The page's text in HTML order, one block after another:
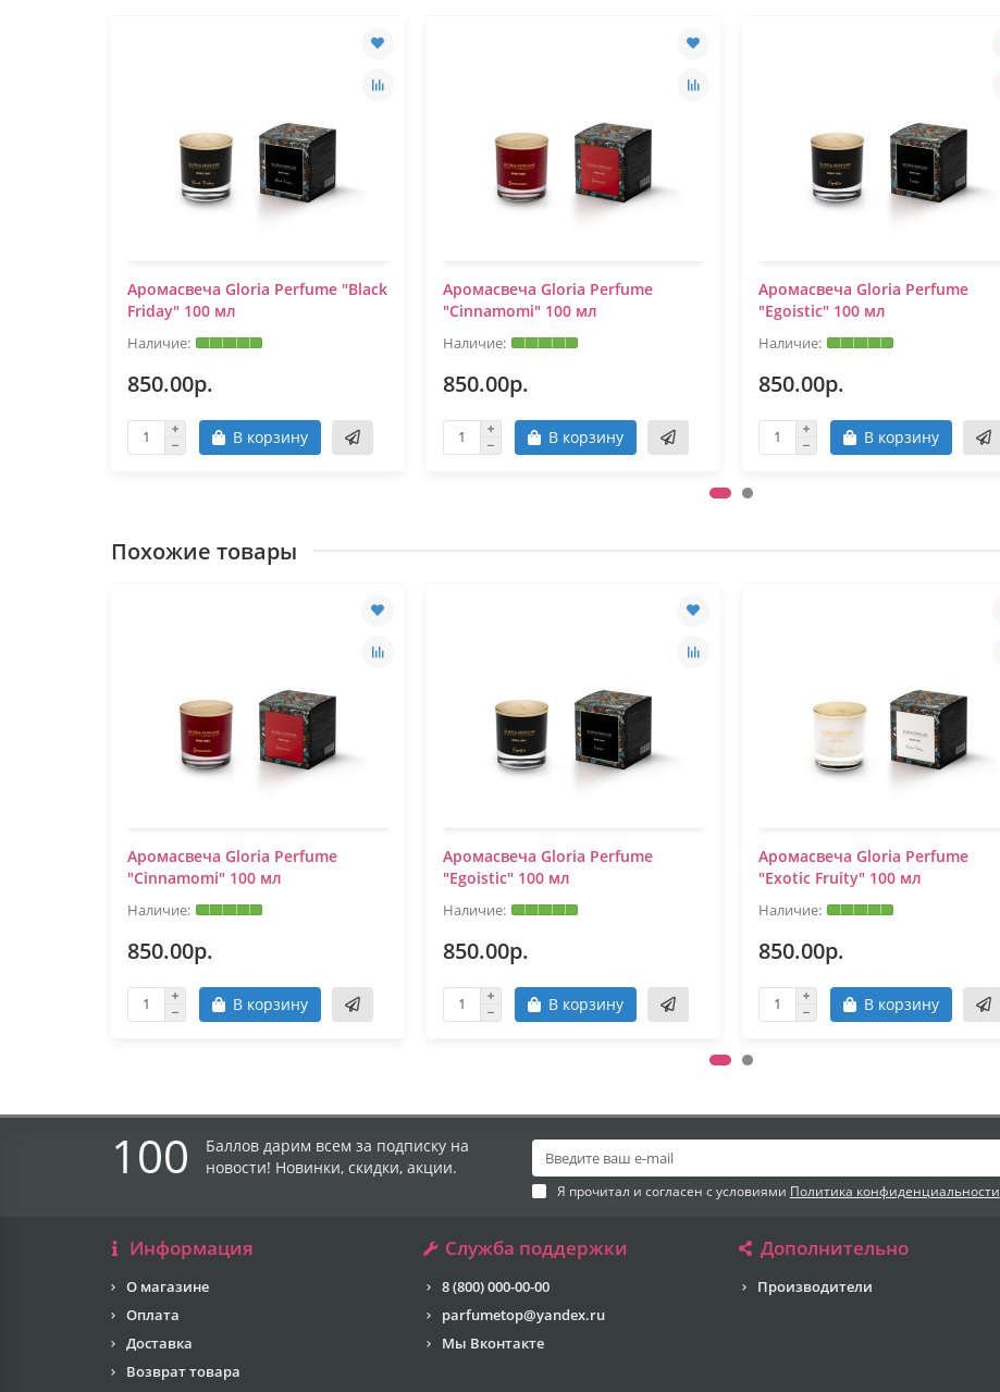
Аромасвеча Gloria Perfume "Black
Friday" 100 мл
850.00р.
В корзину
Аромасвеча Gloria Perfume
"Cinnamomi" 100 мл
850.00р.
В корзину
Аромасвеча Gloria Perfume
"Egoistic" 100 мл
850.00р.
В корзину
Похожие товары
Аромасвеча Gloria Perfume
"Cinnamomi" 100 мл
850.00р.
В корзину
Аромасвеча Gloria Perfume
"Egoistic" 100 мл
850.00р.
В корзину
Аромасвеча Gloria Perfume
"Exotic Fruity" 100 мл
850.00р.
В корзину
100
Баллов дарим всем за подписку на
новости! Новинки, скидки, акции.
Я прочитал и согласен с условиями Политика конфиденциальности
Информация
О магазине
Оплата
Доставка
Возврат товара
Служба поддержки
8 (800) 000-00-00
parfumetop@yandex.ru
Мы Вконтакте
Дополнительно
Производители